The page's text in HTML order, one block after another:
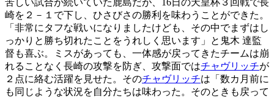
崎を２－１で下し、ひさびさの勝利を味わうことができた。
「非常にタフな戦いになりましたけども、その中でまずはし
っかりと勝ち切れたことをうれしく思います」と鬼木 達監
督も喜ぶ。ミスがあっても、一体感が戻ってきたチームは崩
れることなく長崎の攻撃を防ぎ、攻撃面ではチャヴリッチが
２点に絡む活躍を見せた。そのチャヴリッチは「数カ月前に
も同じような状況を自分たちは味わった。そのときも戻って